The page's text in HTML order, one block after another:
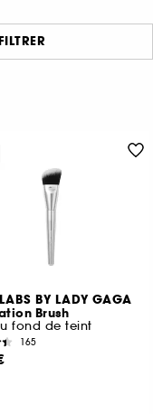
BY LADY GAGA
Brush
fond de teint
165